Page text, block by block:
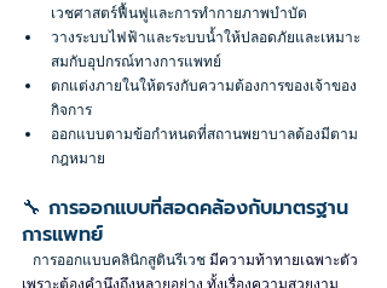
เวชศาสตร์ฟื้นฟูและการทำกายภาพบำบัด
วางระบบไฟฟ้าและระบบน้ำให้ปลอดภัยและเหมาะ
สมกับอุปกรณ์ทางการแพทย์
ตกแต่งภายในให้ตรงกับความต้องการของเจ้าของ
กิจการ
ออกแบบตามข้อกำหนดที่สถานพยาบาลต้องมีตาม
กฎหมาย
🔧 การออกแบบที่สอดคล้องกับมาตรฐาน
การแพทย์
   การออกแบบคลินิกสูตินรีเวช
มีความท้าทายเฉพาะตัว
เพราะต้องคำนึงถึงหลายอย่าง ทั้งเรื่องความสวยงาม